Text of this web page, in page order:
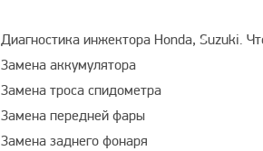
Диагностика инжектора Honda, Suzuki.
Замена аккумулятора
Замена троса спидометра
Замена передней фары
Замена заднего фонаря